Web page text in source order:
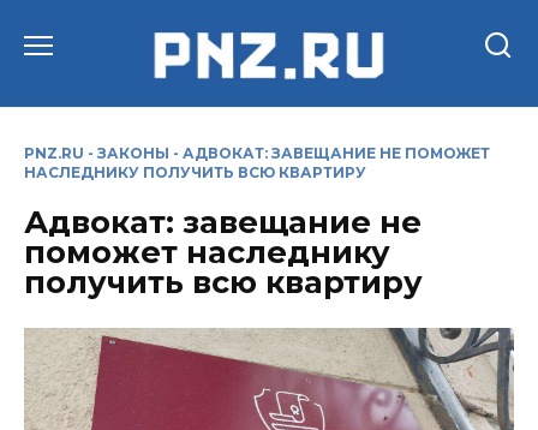
PNZ.RU - ЗАКОНЫ - АДВОКАТ: ЗАВЕЩАНИЕ НЕ ПОМОЖЕТ
НАСЛЕДНИКУ ПОЛУЧИТЬ ВСЮ КВАРТИРУ
Адвокат: завещание не
поможет наследнику
получить всю квартиру